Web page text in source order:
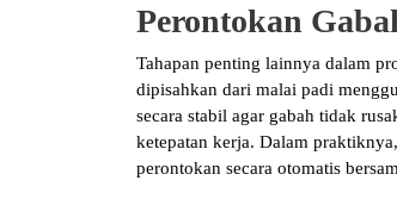
Perontokan
Tahapan penting lainnya dalam
dipisahkan dari malai padi
secara stabil agar gabah tidak
ketepatan kerja. Dalam
perontokan secara otomatis